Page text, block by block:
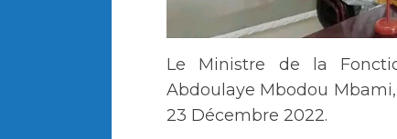
Le Ministre de la
Abdoulaye Mbodou
23 Décembre 2022.